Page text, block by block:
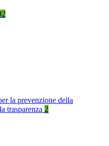
la prevenzione della
trasparenza 2